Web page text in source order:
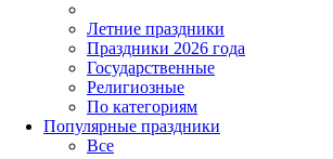
Летние праздники
Праздники 2026 года
Государственные
Религиозные
По категориям
Популярные праздники
Все